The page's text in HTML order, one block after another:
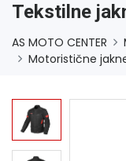
Tekstilne
AS MOTO CENTER
Motoristične